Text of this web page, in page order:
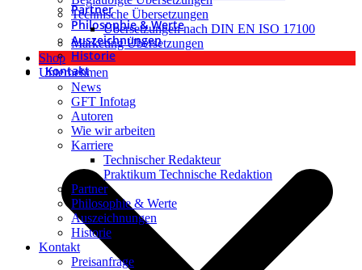
Partner
Philosophie & Werte
Auszeichnungen
Historie
Kontakt
Technische Übersetzungen
Übersetzungen nach DIN EN ISO 17100
Marketing Übersetzungen
Shop
Unternehmen
News
GFT Infotag
Autoren
Wie wir arbeiten
Karriere
Technischer Redakteur
Praktikum Technische Redaktion
Partner
Philosophie & Werte
Auszeichnungen
Historie
Kontakt
Preisanfrage